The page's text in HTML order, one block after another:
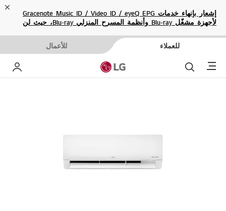
إشعار بإنهاء خدمات Gracenote Music ID / Video ID / eyeQ EPG
لأجهزة مشغّل Blu-ray وأنظمة المسرح المنزلي Blu-ray، حيث لن
للعملاء للأعمال
Menu بحث